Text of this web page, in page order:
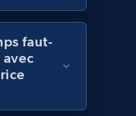
Commencer
-
faut-